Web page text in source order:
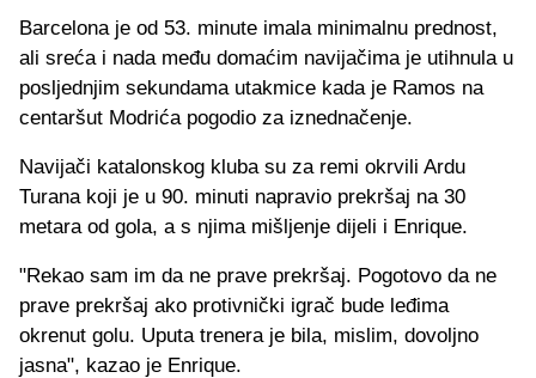
Barcelona je od 53. minute imala minimalnu prednost,
ali sreća i nada među domaćim navijačima je utihnula u
posljednjim sekundama utakmice kada je Ramos na
centaršut Modrića pogodio za iznednačenje.
Navijači katalonskog kluba su za remi okrvili Ardu
Turana koji je u 90. minuti napravio prekršaj na 30
metara od gola, a s njima mišljenje dijeli i Enrique.
"Rekao sam im da ne prave prekršaj. Pogotovo da ne
prave prekršaj ako protivnički igrač bude leđima
okrenut golu. Uputa trenera je bila, mislim, dovoljno
jasna", kazao je Enrique.